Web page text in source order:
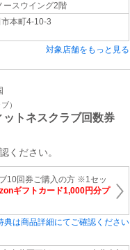
ースウイング2階
本町4-10-3
対象店舗をもっと見る
）
ットネスクラブ回数券
ください。
10回券ご購入の方 ※1セッ
ギフトカード1,000円分プ
典は商品詳細にてご確認ください